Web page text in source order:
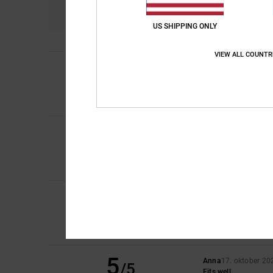
4.3
5 Anna17. oktober
US SHIPPING ONLY
VIEW ALL